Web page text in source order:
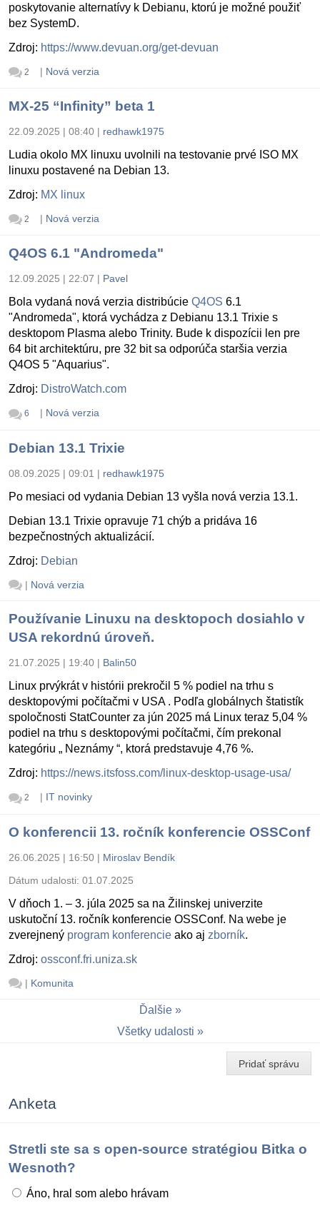
poskytovanie alternatívy k Debianu, ktorú je možné použiť
bez SystemD.
Zdroj: https://www.devuan.org/get-devuan
2 | Nová verzia
MX-25 “Infinity” beta 1
22.09.2025 | 08:40 | redhawk1975
Ludia okolo MX linuxu uvolnili na testovanie prvé ISO MX
linuxu postavené na Debian 13.
Zdroj: MX linux
2 | Nová verzia
Q4OS 6.1 "Andromeda"
12.09.2025 | 22:07 | Pavel
Bola vydaná nová verzia distribúcie Q4OS 6.1
"Andromeda", ktorá vychádza z Debianu 13.1 Trixie s
desktopom Plasma alebo Trinity. Bude k dispozícii len pre
64 bit architektúru, pre 32 bit sa odporúča staršia verzia
Q4OS 5 "Aquarius".
Zdroj: DistroWatch.com
6 | Nová verzia
Debian 13.1 Trixie
08.09.2025 | 09:01 | redhawk1975
Po mesiaci od vydania Debian 13 vyšla nová verzia 13.1.
Debian 13.1 Trixie opravuje 71 chýb a pridáva 16
bezpečnostných aktualizácií.
Zdroj: Debian
| Nová verzia
Používanie Linuxu na desktopoch dosiahlo v
USA rekordnú úroveň.
21.07.2025 | 19:40 | Balin50
Linux prvýkrát v histórii prekročil 5 % podiel na trhu s
desktopovými počítačmi v USA . Podľa globálnych štatistík
spoločnosti StatCounter za jún 2025 má Linux teraz 5,04 %
podiel na trhu s desktopovými počítačmi, čím prekonal
kategóriu „ Neznámy “, ktorá predstavuje 4,76 %.
Zdroj: https://news.itsfoss.com/linux-desktop-usage-usa/
2 | IT novinky
O konferencii 13. ročník konferencie OSSConf
26.06.2025 | 16:50 | Miroslav Bendík
Dátum udalosti: 01.07.2025
V dňoch 1. – 3. júla 2025 sa na Žilinskej univerzite
uskutoční 13. ročník konferencie OSSConf. Na webe je
zverejnený program konferencie ako aj zborník.
Zdroj: ossconf.fri.uniza.sk
| Komunita
Ďalšie
Všetky udalosti
Pridať správu
Anketa
Stretli ste sa s open-source stratégiou Bitka o
Wesnoth?
Áno, hral som alebo hrávam